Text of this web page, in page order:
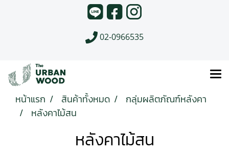
02-0966535
หน้าแรก สินค้าทั้งหมด
กลุ่มผลิตภัณฑ์หลังคา
หลังคาไม้สน
หลังคาไม้สน